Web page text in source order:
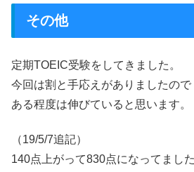
その他
定期TOEIC受験をしてきました。
今回は割と手応えがありましたの
ある程度は伸びていると思います。
（19/5/7追記）
140点上がって830点になってました